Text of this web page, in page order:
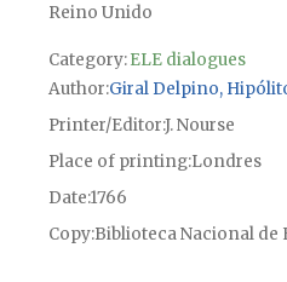
Reino Unido
Category:ELE dialogues
Author Giral Delpino, Hipólito
Printer/EditorJ. Nourse
Place of printingLondres
Date1766
CopyBiblioteca Nacional de